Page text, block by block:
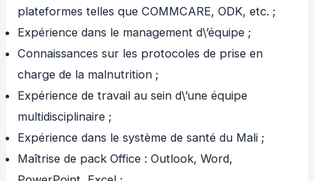
plateformes telles que COMMCARE, ODK, etc. ;
Expérience dans le management d\’équipe ;
Connaissances sur les protocoles de prise en
charge de la malnutrition ;
Expérience de travail au sein d\’une équipe
multidisciplinaire ;
Expérience dans le système de santé du Mali ;
Maîtrise de pack Office : Outlook, Word,